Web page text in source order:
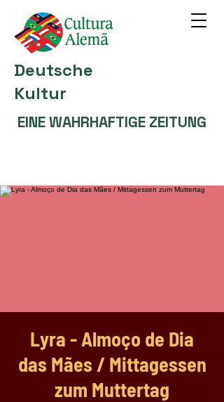
Deutsche
Kultur
EINE WAHRHAFTIGE ZEITUNG
Lyra - Almoço de Dia
das Mães / Mittagessen
zum Muttertag